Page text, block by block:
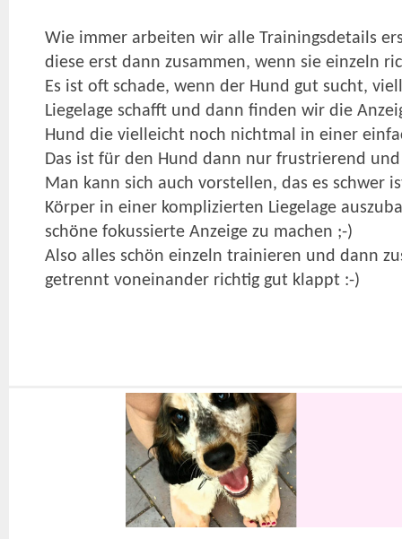
Wie immer arbeiten wir alle Trainingsdetails
diese erst dann zusammen, wenn sie einzeln
Es ist oft schade, wenn der Hund gut sucht,
Liegelage schafft und dann finden wir die
Hund die vielleicht noch nichtmal in einer
Das ist für den Hund dann nur frustrierend
Man kann sich auch vorstellen, das es schwer
Körper in einer komplizierten Liegelage
schöne fokussierte Anzeige zu machen ;-)
Also alles schön einzeln trainieren und dann
getrennt voneinander richtig gut klappt :-)